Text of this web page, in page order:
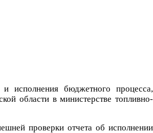
и исполнения бюджетного процесса,
области в министерстве топливно-
проверки отчета об исполнении